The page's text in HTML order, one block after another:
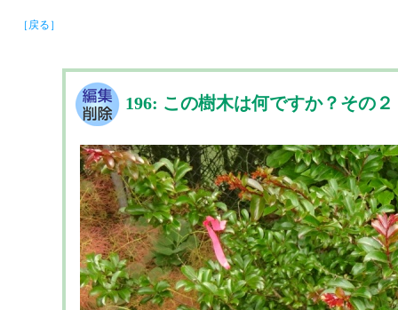
［戻る］
196: この樹木は何ですか？その２